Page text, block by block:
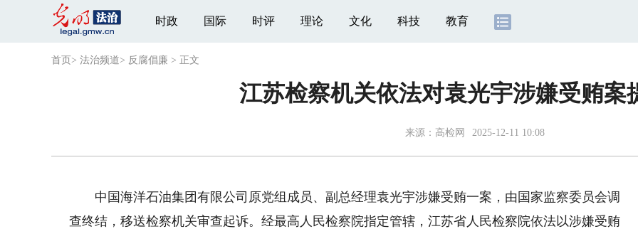
时政 国际 时评 理论 文化 科技 教育
首页 > 法治频道> 反腐倡廉 > 正文
江苏检察机关依法对袁光宇涉嫌受贿案
来源： 高检网 2025-12-11 10:08
中国海洋石油集团有限公司原党组成员、副总经理袁光宇涉嫌受贿一案，由国家监察委员会调
查终结，移送检察机关审查起诉。经最高人民检察院指定管辖，江苏省人民检察院依法以涉嫌受贿